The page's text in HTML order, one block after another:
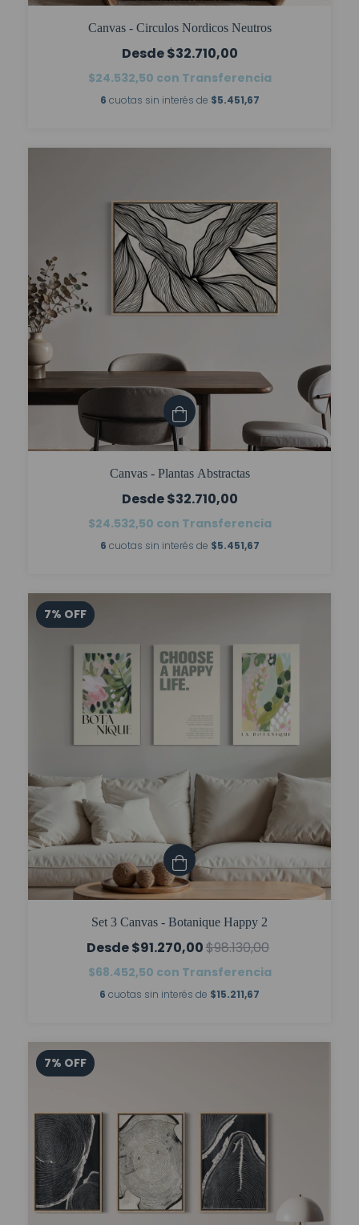
Canvas - Circulos Nordicos Neutros
$32.710,00
$24.532,50 con Transferencia
6 cuotas sin interés de $5.451,67
Canvas - Plantas Abstractas
$32.710,00
$24.532,50 con Transferencia
6 cuotas sin interés de $5.451,67
7% OFF
Set 3 Canvas - Botanique Happy 2
$91.270,00$98.130,00
$68.452,50 con Transferencia
6 cuotas sin interés de $15.211,67
7% OFF